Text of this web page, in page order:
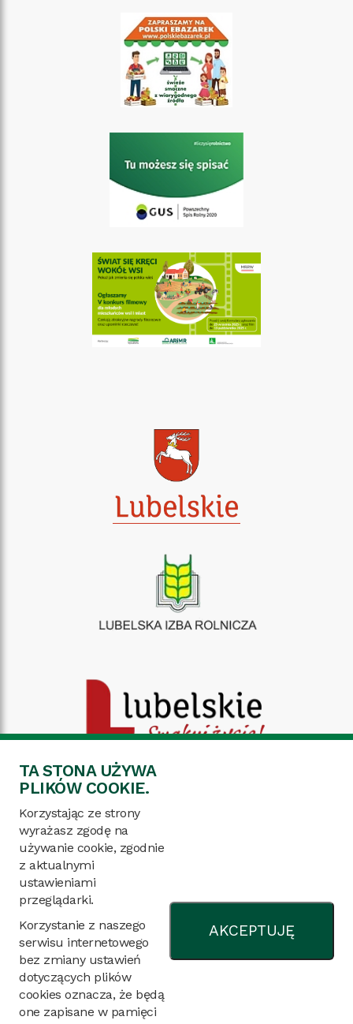
Deklaracja dostępności
Ochrona danych osobowych
Mapa strony
tel.: 533 267 726, 781 906 094
sdoo@cicibor.coboru.gov.pl
Cicibór Duży 80A
TA STONA UŻYWA
PLIKÓW COOKIE.
Korzystając ze strony
wyrażasz zgodę na
używanie cookie, zgodnie
z aktualnymi
ustawieniami
przeglądarki.
Korzystanie z naszego
serwisu internetowego
bez zmiany ustawień
dotyczących plików
cookies oznacza, że będą
one zapisane w pamięci
AKCEPTUJĘ